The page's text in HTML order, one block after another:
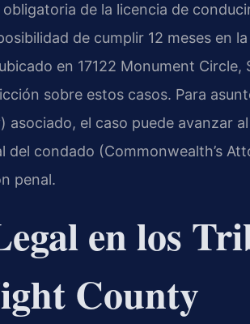
de la licencia de
de cumplir 12 meses en
en 17122 Monument Circle,
sobre estos casos. Para
el caso puede avanzar
del condado (Commonwealth’s
penal.
en los
County